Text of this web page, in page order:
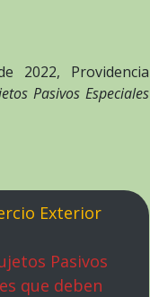
2022, Providencia
Pasivos Especiales
Exterior
Pasivos
que deben